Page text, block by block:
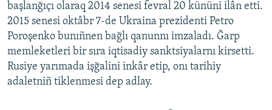
başlanğıçı olaraq 2014 senesi fevral 20 kününi ilân etti.
2015 senesi oktâbr 7-de Ukraina prezidenti Petro
Poroşenko bunıñnen bağlı qanunnı imzaladı. Ğarp
memleketleri bir sıra iqtisadiy sanktsiyalarnı kirsetti.
Rusiye yarımada işğalini inkâr etip, onı tarihiy
adaletniñ tiklenmesi dep adlay.